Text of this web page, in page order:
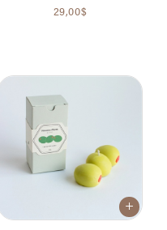
29,00$